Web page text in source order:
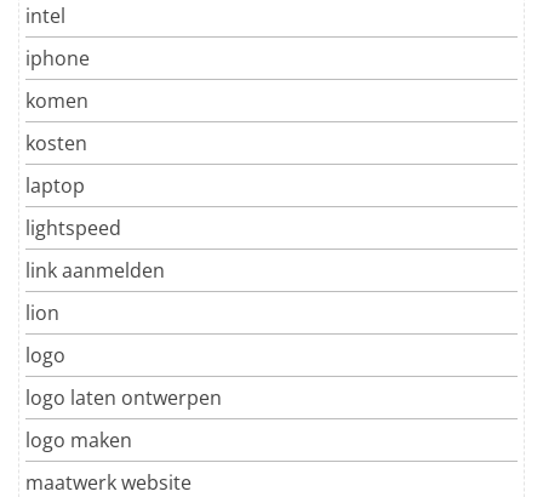
intel
iphone
komen
kosten
laptop
lightspeed
link aanmelden
lion
logo
logo laten ontwerpen
logo maken
maatwerk website